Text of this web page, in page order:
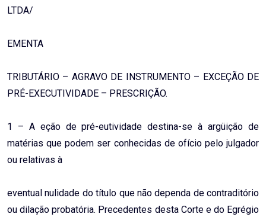
LTDA/
EMENTA
TRIBUTÁRIO – AGRAVO DE INSTRUMENTO – EXCEÇÃO DE
PRÉ-EXECUTIVIDADE – PRESCRIÇÃO.
1 – A eção de pré-eutividade destina-se à argüição de
matérias que podem ser conhecidas de ofício pelo julgador
ou relativas à
eventual nulidade do título que não dependa de contraditório
ou dilação probatória. Precedentes desta Corte e do Egrégio